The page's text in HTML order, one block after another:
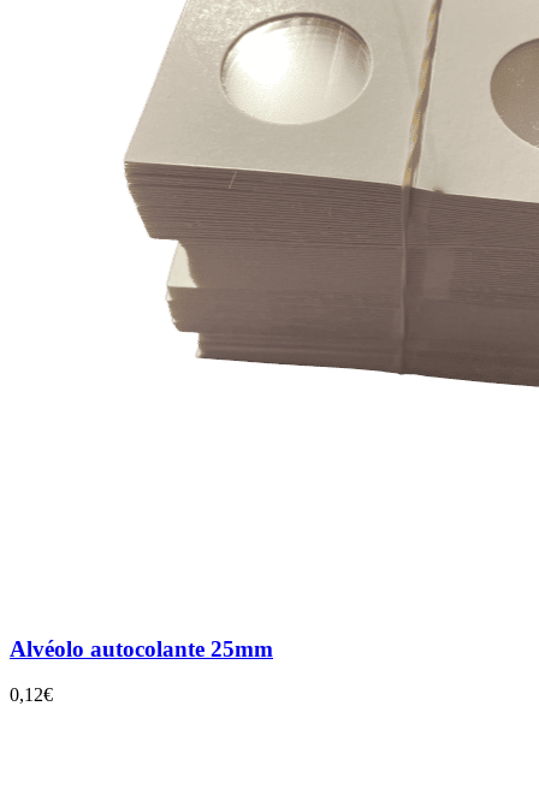
Alvéolo autocolante 25mm
0,12€